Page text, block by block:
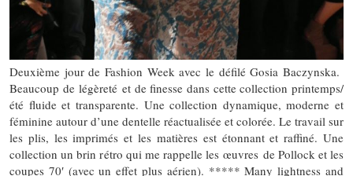
Deuxième jour de Fashion Week avec le défilé Gosia Baczynska.
Beaucoup de légèreté et de finesse dans cette collection printemps/
été fluide et transparente. Une collection dynamique, moderne et
féminine autour d’une dentelle réactualisée et colorée. Le travail sur
les plis, les imprimés et les matières est étonnant et raffiné. Une
collection un brin rétro qui me rappelle les œuvres de Pollock et les
coupes 70′ (avec un effet plus aérien). ***** Many lightness and